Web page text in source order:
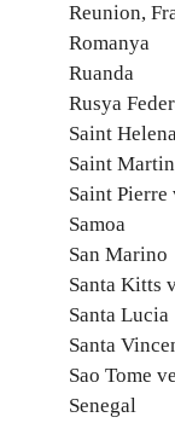
Reunion,
Romanya
Ruanda
Rusya
Saint
Saint
Saint
Samoa
San Marino
Santa Kitts
Santa Lucia
Santa
Sao Tome
Senegal